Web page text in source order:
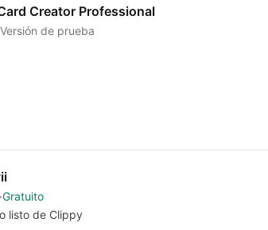
Creator Professional
Versión de prueba
Gratuito
listo de Clippy